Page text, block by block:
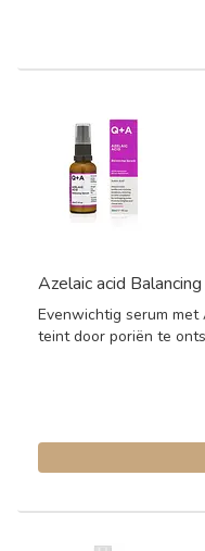
Azelaic acid
Evenwichtig serum
teint door poriën te